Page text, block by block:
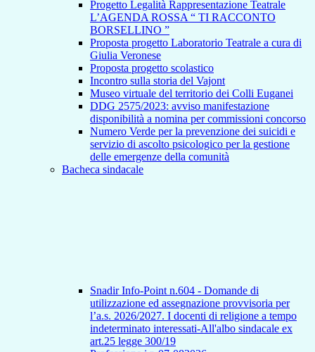
Progetto Legalità Rappresentazione Teatrale
L’AGENDA ROSSA “ TI RACCONTO
BORSELLINO ”
Proposta progetto Laboratorio Teatrale a cura di
Giulia Veronese
Proposta progetto scolastico
Incontro sulla storia del Vajont
Museo virtuale del territorio dei Colli Euganei
DDG 2575/2023: avviso manifestazione
disponibilità a nomina per commissioni concorso
Numero Verde per la prevenzione dei suicidi e
servizio di ascolto psicologico per la gestione
delle emergenze della comunità
Bacheca sindacale
Snadir Info-Point n.604 - Domande di
utilizzazione ed assegnazione provvisoria per
l’a.s. 2026/2027. I docenti di religione a tempo
indeterminato interessati-All'albo sindacale ex
art.25 legge 300/19